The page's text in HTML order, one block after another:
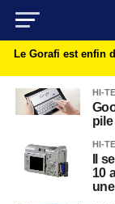
Le Gorafi est enfin
HI-
HI-
Il
10